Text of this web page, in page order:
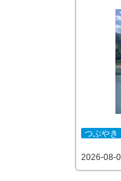
つぶやき
2026-08-